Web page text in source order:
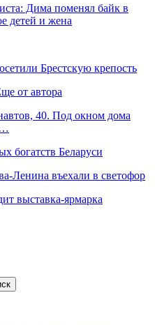
Дима поменял байк в
детей и жена
Брестскую крепость
от автора
40. Под окном дома
богатств Беларуси
Ленина въехали в светофор
выставка-ярмарка